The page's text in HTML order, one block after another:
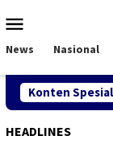
ke
Mobile
News Nasional
Konten Spesial
Satui
HEADLINES